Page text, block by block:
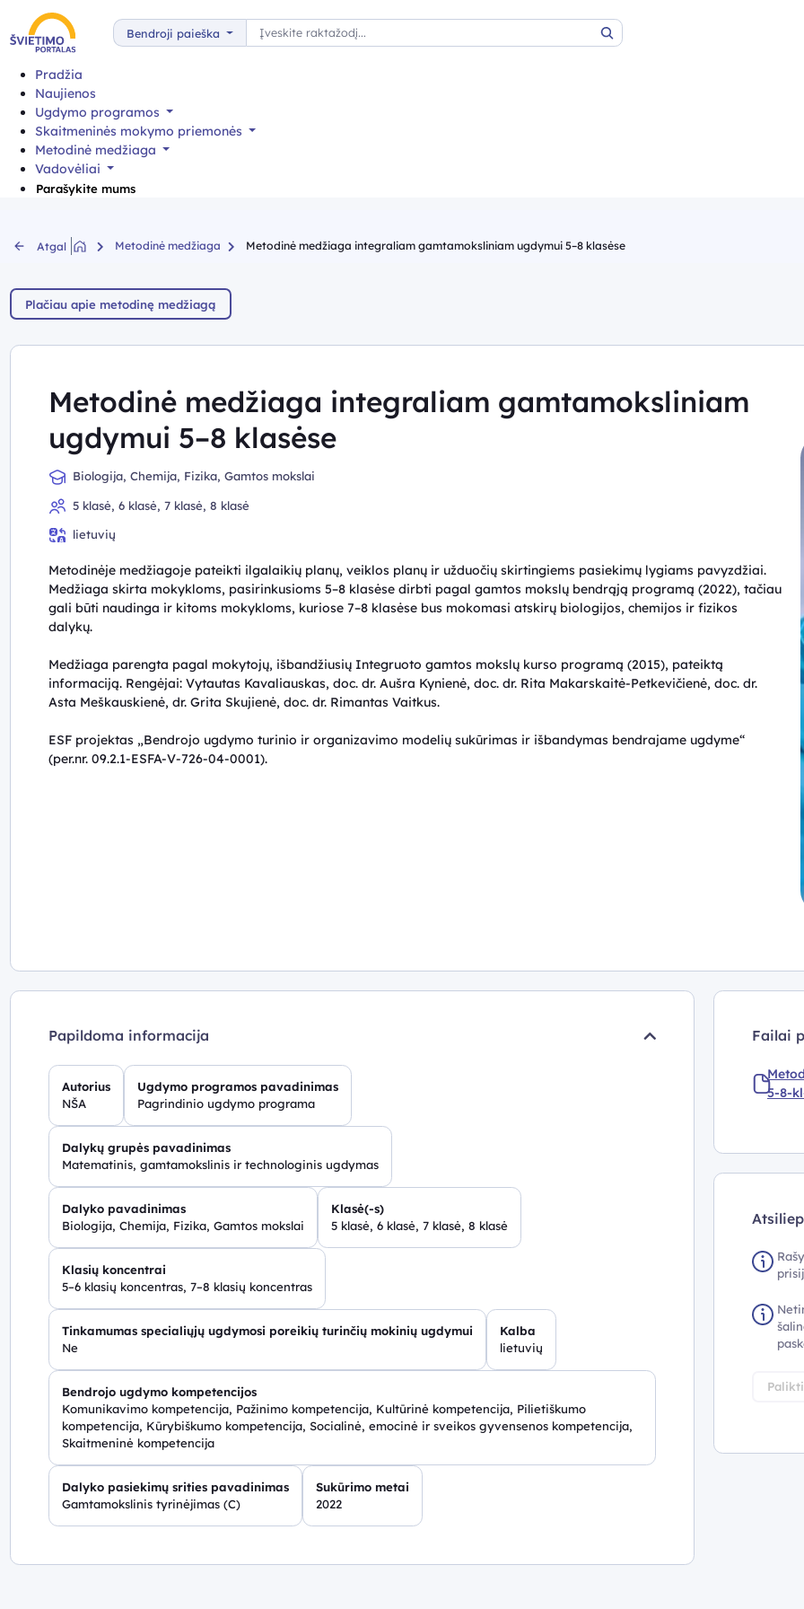
Bendroji paieška
Paieška
Paieška
Pradžia
Naujienos
Ugdymo programos
Skaitmeninės mokymo priemonės
Metodinė medžiaga
Vadovėliai
Parašykite mums
Atgal Metodinė medžiaga Metodinė medžiaga integraliam gamtamoksliniam ugdymui 5–8 klasėse
Plačiau apie metodinę medžiagą
Metodinė medžiaga integraliam gamtamoksliniam
ugdymui 5–8 klasėse
Biologija, Chemija, Fizika, Gamtos mokslai
5 klasė, 6 klasė, 7 klasė, 8 klasė
lietuvių
Metodinėje medžiagoje pateikti ilgalaikių planų, veiklos planų ir užduočių skirtingiems pasiekimų lygiams pavyzdžiai.
Medžiaga skirta mokykloms, pasirinkusioms 5–8 klasėse dirbti pagal gamtos mokslų bendrąją programą (2022), tačiau
gali būti naudinga ir kitoms mokykloms, kuriose 7–8 klasėse bus mokomasi atskirų biologijos, chemijos ir fizikos
dalykų.
Medžiaga parengta pagal mokytojų, išbandžiusių Integruoto gamtos mokslų kurso programą (2015), pateiktą
informaciją. Rengėjai: Vytautas Kavaliauskas, doc. dr. Aušra Kynienė, doc. dr. Rita Makarskaitė-Petkevičienė, doc. dr.
Asta Meškauskienė, dr. Grita Skujienė, doc. dr. Rimantas Vaitkus.
ESF projektas „Bendrojo ugdymo turinio ir organizavimo modelių sukūrimas ir išbandymas bendrajame ugdyme“
(per.nr. 09.2.1-ESFA-V-726-04-0001).
Papildoma informacija
Autorius
NŠA
Ugdymo programos pavadinimas
Pagrindinio ugdymo programa
Dalykų grupės pavadinimas
Matematinis, gamtamokslinis ir technologinis ugdymas
Dalyko pavadinimas
Biologija, Chemija, Fizika, Gamtos mokslai
Klasė(-s)
5 klasė, 6 klasė, 7 klasė, 8 klasė
Klasių koncentrai
5–6 klasių koncentras, 7–8 klasių koncentras
Tinkamumas specialiųjų ugdymosi poreikių turinčių mokinių ugdymui
Ne
Kalba
lietuvių
Bendrojo ugdymo kompetencijos
Komunikavimo kompetencija, Pažinimo kompetencija, Kultūrinė kompetencija, Pilietiškumo
kompetencija, Kūrybiškumo kompetencija, Socialinė, emocinė ir sveikos gyvensenos kompetencija,
Skaitmeninė kompetencija
Dalyko pasiekimų srities pavadinimas
Gamtamokslinis tyrinėjimas (C)
Sukūrimo metai
2022
Failai
5-8-